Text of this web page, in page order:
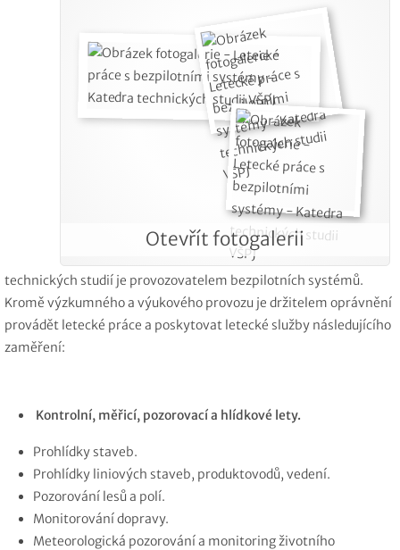
Otevřít fotogalerii
technických studií je provozovatelem bezpilotních systémů.
Kromě výzkumného a výukového provozu je držitelem oprávnění
provádět letecké práce a poskytovat letecké služby následujícího
zaměření:
Kontrolní, měřicí, pozorovací a hlídkové lety.
Prohlídky staveb.
Prohlídky liniových staveb, produktovodů, vedení.
Pozorování lesů a polí.
Monitorování dopravy.
Meteorologická pozorování a monitoring životního